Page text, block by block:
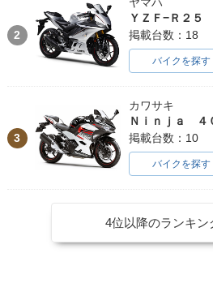
2
ＹＺＦ−Ｒ２５
掲載台数：18
バイクを探す
3
カワサキ
Ｎｉｎｊａ ４
掲載台数：10
バイクを探す
4位以降のランキン